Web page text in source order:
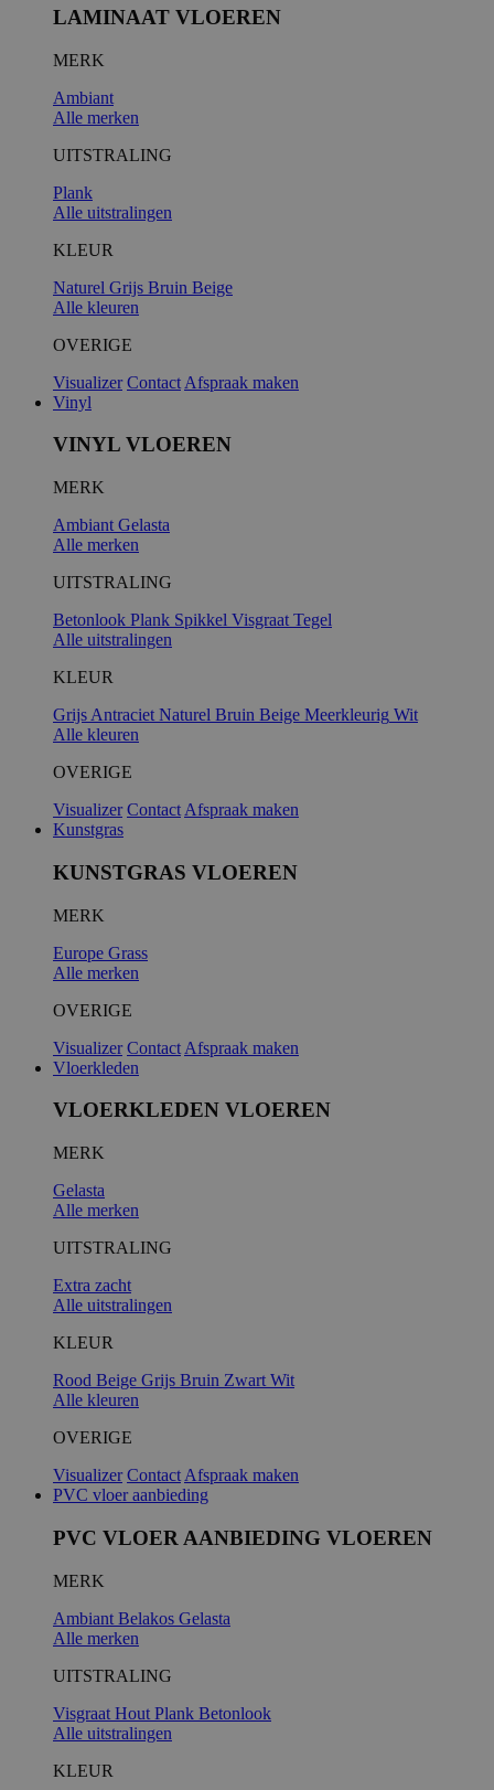
LAMINAAT VLOEREN
MERK
Ambiant
Alle merken
UITSTRALING
Plank
Alle uitstralingen
KLEUR
Naturel Grijs Bruin Beige
Alle kleuren
OVERIGE
Visualizer Contact Afspraak maken
Vinyl
VINYL VLOEREN
MERK
Ambiant Gelasta
Alle merken
UITSTRALING
Betonlook Plank Spikkel Visgraat Tegel
Alle uitstralingen
KLEUR
Grijs Antraciet Naturel Bruin Beige Meerkleurig Wit
Alle kleuren
OVERIGE
Visualizer Contact Afspraak maken
Kunstgras
KUNSTGRAS VLOEREN
MERK
Europe Grass
Alle merken
OVERIGE
Visualizer Contact Afspraak maken
Vloerkleden
VLOERKLEDEN VLOEREN
MERK
Gelasta
Alle merken
UITSTRALING
Extra zacht
Alle uitstralingen
KLEUR
Rood Beige Grijs Bruin Zwart Wit
Alle kleuren
OVERIGE
Visualizer Contact Afspraak maken
PVC vloer aanbieding
PVC VLOER AANBIEDING VLOEREN
MERK
Ambiant Belakos Gelasta
Alle merken
UITSTRALING
Visgraat Hout Plank Betonlook
Alle uitstralingen
KLEUR